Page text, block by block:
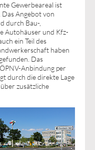
Gewerbeareal ist
Angebot von
durch Bau-,
Autohäuser und Kfz-
ein Teil des
haben
Das
Anbindung per
durch die direkte Lage
zusätzliche